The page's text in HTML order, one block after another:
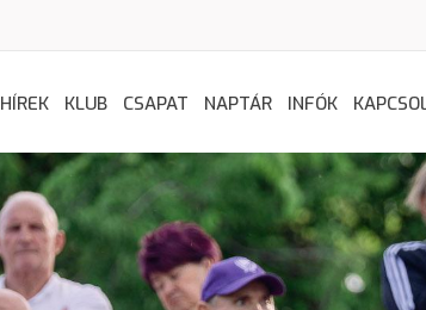
HÍREK KLUB CSAPAT NAPTÁR INFÓK